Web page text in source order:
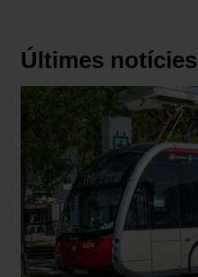
Últimes notícies
Imatge